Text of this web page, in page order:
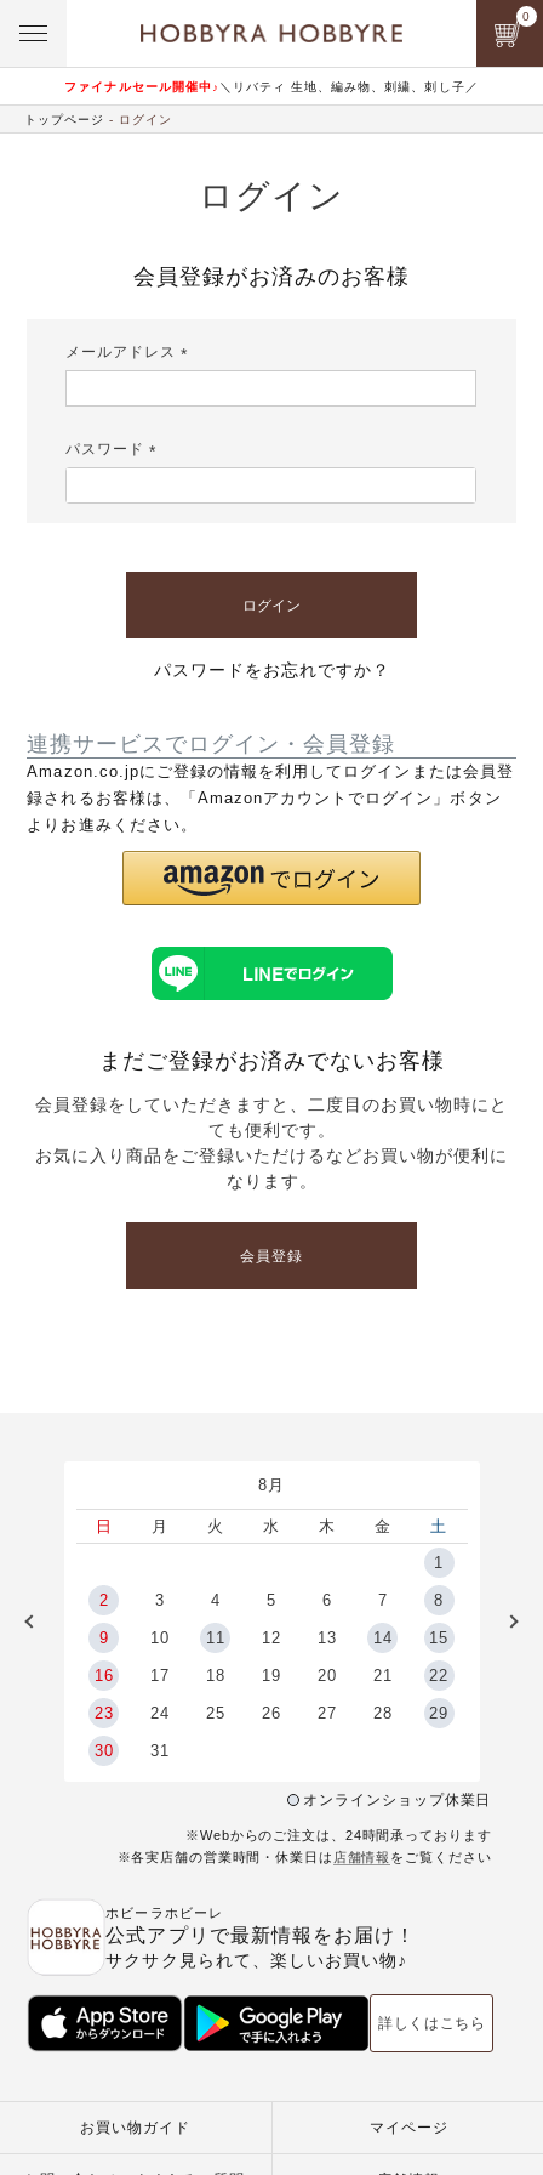
ファイナルセール開催中♪ ＼リバティ 生地、編み物、刺繍、刺し子／
0
トップページ ログイン
ログイン
会員登録がお済みのお客様
メールアドレス
パスワード
ログイン
パスワードをお忘れですか？
連携サービスでログイン・会員登録
Amazon.co.jpにご登録の情報を利用してログインまたは会員登
録されるお客様は、「Amazonアカウントでログイン」ボタン
よりお進みください。
まだご登録がお済みでないお客様
会員登録をしていただきますと、二度目のお買い物時にと
ても便利です。
お気に入り商品をご登録いただけるなどお買い物が便利に
なります。
会員登録
8月
日 月 火 水 木 金
土
1
2 3 4 5 6 7 8
9 10 11 12 13 14 15
16 17 18 19 20 21 22
23 24 25 26 27 28 29
30 31
オンラインショップ休業日
※Webからのご注文は、24時間承っております
※各実店舗の営業時間・休業日は 店舗情報 をご覧ください
ホビーラホビーレ
公式アプリで最新情報をお届け！
サクサク見られて、楽しいお買い物♪
詳しくはこちら
お買い物ガイド マイページ